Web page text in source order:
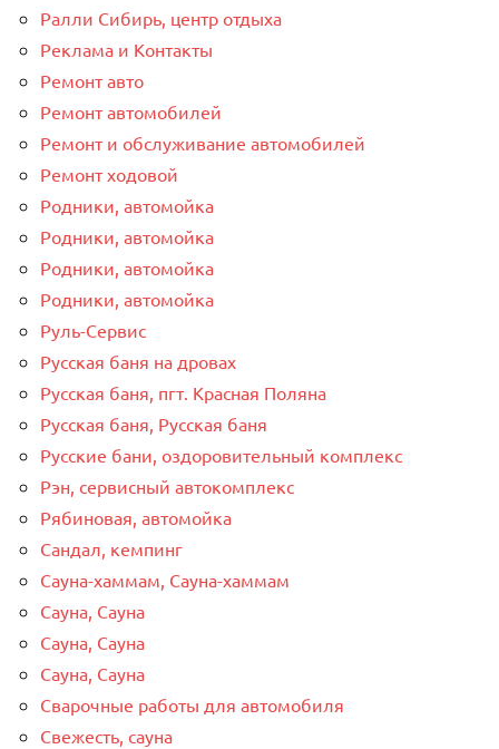
Ралли Сибирь, центр отдыха
Реклама и Контакты
Ремонт авто
Ремонт автомобилей
Ремонт и обслуживание автомобилей
Ремонт ходовой
Родники, автомойка
Родники, автомойка
Родники, автомойка
Родники, автомойка
Руль-Сервис
Русская баня на дровах
Русская баня, пгт. Красная Поляна
Русская баня, Русская баня
Русские бани, оздоровительный комплекс
Рэн, сервисный автокомплекс
Рябиновая, автомойка
Сандал, кемпинг
Сауна-хаммам, Сауна-хаммам
Сауна, Сауна
Сауна, Сауна
Сауна, Сауна
Сварочные работы для автомобиля
Свежесть, сауна